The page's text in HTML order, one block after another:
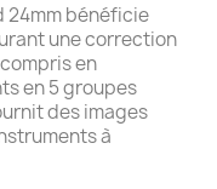
24mm bénéficie
une correction
en
en 5 groupes
des images
à